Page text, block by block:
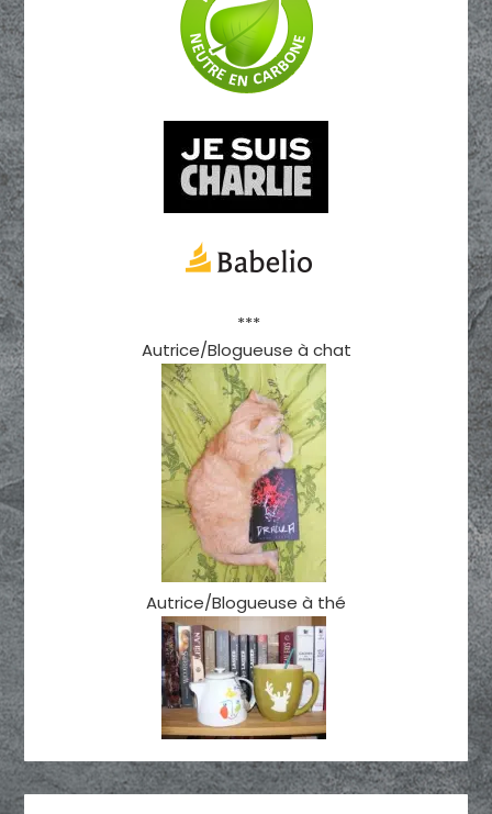
***
Autrice/Blogueuse à chat
Autrice/Blogueuse à thé